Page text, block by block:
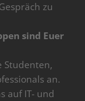
zu
sind Euer
Studenten,
an.
auf IT- und